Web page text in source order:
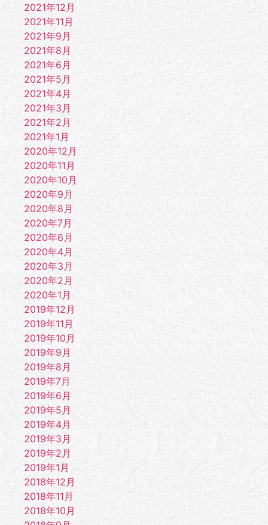
2021年12月
2021年11月
2021年9月
2021年8月
2021年6月
2021年5月
2021年4月
2021年3月
2021年2月
2021年1月
2020年12月
2020年11月
2020年10月
2020年9月
2020年8月
2020年7月
2020年6月
2020年4月
2020年3月
2020年2月
2020年1月
2019年12月
2019年11月
2019年10月
2019年9月
2019年8月
2019年7月
2019年6月
2019年5月
2019年4月
2019年3月
2019年2月
2019年1月
2018年12月
2018年11月
2018年10月